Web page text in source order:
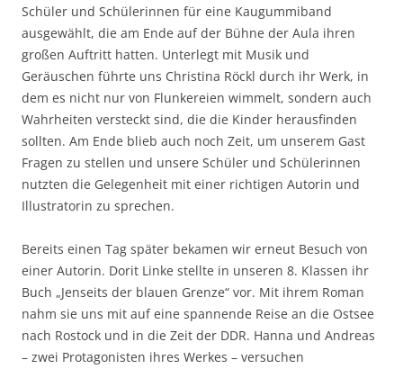
Schüler und Schülerinnen für eine Kaugummiband
ausgewählt, die am Ende auf der Bühne der Aula ihren
großen Auftritt hatten. Unterlegt mit Musik und
Geräuschen führte uns Christina Röckl durch ihr Werk, in
dem es nicht nur von Flunkereien wimmelt, sondern auch
Wahrheiten versteckt sind, die die Kinder herausfinden
sollten. Am Ende blieb auch noch Zeit, um unserem Gast
Fragen zu stellen und unsere Schüler und Schülerinnen
nutzten die Gelegenheit mit einer richtigen Autorin und
Illustratorin zu sprechen.
Bereits einen Tag später bekamen wir erneut Besuch von
einer Autorin. Dorit Linke stellte in unseren 8. Klassen ihr
Buch „Jenseits der blauen Grenze“ vor. Mit ihrem Roman
nahm sie uns mit auf eine spannende Reise an die Ostsee
nach Rostock und in die Zeit der DDR. Hanna und Andreas
– zwei Protagonisten ihres Werkes – versuchen